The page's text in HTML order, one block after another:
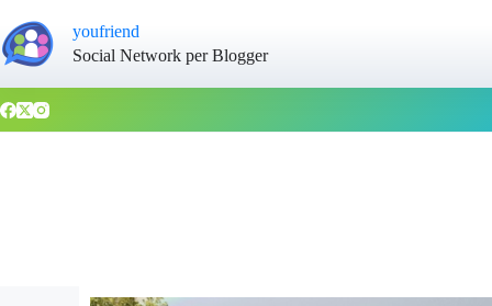
youfriend
Social Network per Blogger